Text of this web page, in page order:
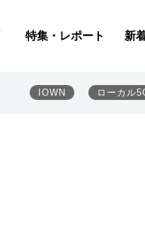
特集・レポート 新
IOWN ローカル